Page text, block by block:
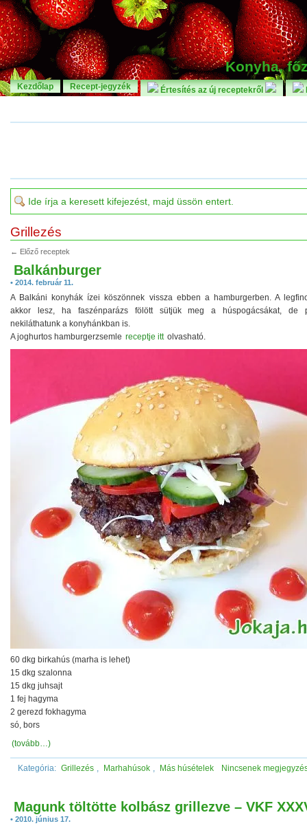
Konyha,
Kezdőlap Recept-jegyzék Értesítés az új receptekről
Grillezés
← Előző receptek
Balkánburger
• 2014. február 11.
A Balkáni konyhák ízei köszönnek vissza ebben a hamburgerben. A
akkor lesz, ha faszénparázs fölött sütjük meg a húspogácsákat, de
nekiláthatunk a konyhánkban is.
A joghurtos hamburgerzsemle receptje itt olvasható.
60 dkg birkahús (marha is lehet)
15 dkg szalonna
15 dkg juhsajt
1 fej hagyma
2 gerezd fokhagyma
só, bors
(tovább…)
Kategória: Grillezés Marhahúsok Más húsételek Nincsenek
Magunk töltötte kolbász grillezve – VKF
• 2010. június 17.